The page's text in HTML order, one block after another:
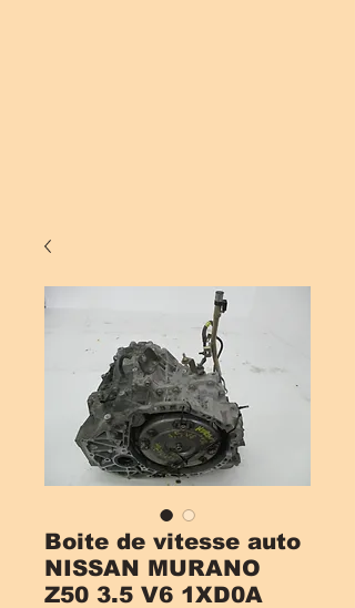
Boite de vitesse auto
NISSAN MURANO
Z50 3.5 V6 1XD0A